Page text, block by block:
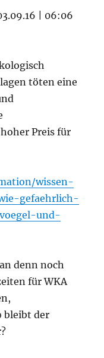
| 06:06
töten eine
Preis für
wissen-
gefaehrlich-
und-
denn noch
für WKA
bleibt der